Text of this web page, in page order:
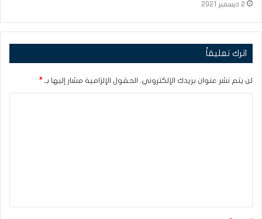
2 ديسمبر 2021
اترك تعليقاً
لن يتم نشر عنوان بريدك الإلكتروني. الحقول الإلزامية مشار إليها بـ *
ق